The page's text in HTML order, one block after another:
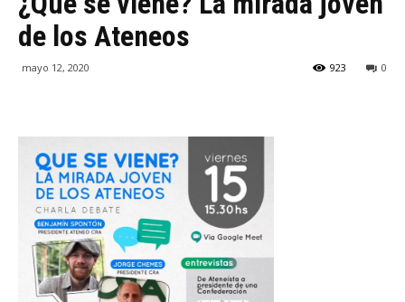
de los Ateneos
mayo 12, 2020 0
923